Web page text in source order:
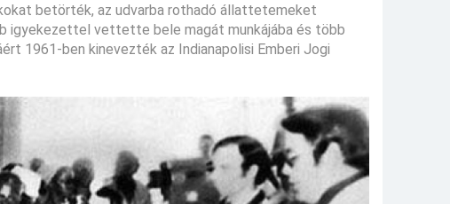
betörték, az udvarba rothadó állattetemeket
igyekezettel vettette bele magát munkájába és több
1961-ben kinevezték az Indianapolisi Emberi Jogi